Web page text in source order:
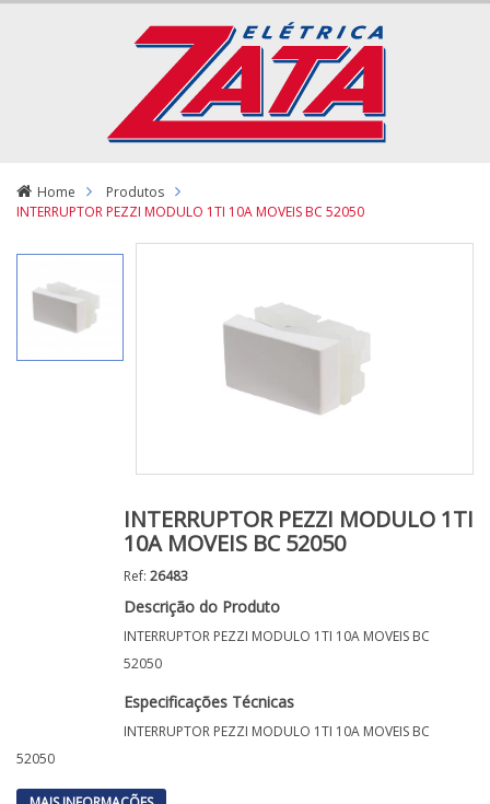
Home
Produtos
INTERRUPTOR PEZZI MODULO 1TI 10A MOVEIS BC 52050
INTERRUPTOR PEZZI MODULO 1TI
10A MOVEIS BC 52050
Ref: 26483
Descrição do Produto
INTERRUPTOR PEZZI MODULO 1TI 10A MOVEIS BC
52050
Especificações Técnicas
INTERRUPTOR PEZZI MODULO 1TI 10A MOVEIS BC
52050